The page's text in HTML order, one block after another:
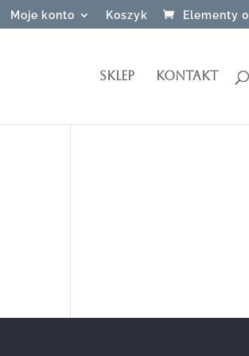
Moje konto Koszyk Elementy 0
SKLEP KONTAKT